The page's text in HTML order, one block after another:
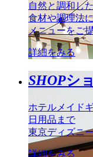
自然と調和し
食材や調理法
メニューをご
詳細をみる
SHOPシ
ホテルメイド
日用品まで
東京ディズニ
詳細をみる